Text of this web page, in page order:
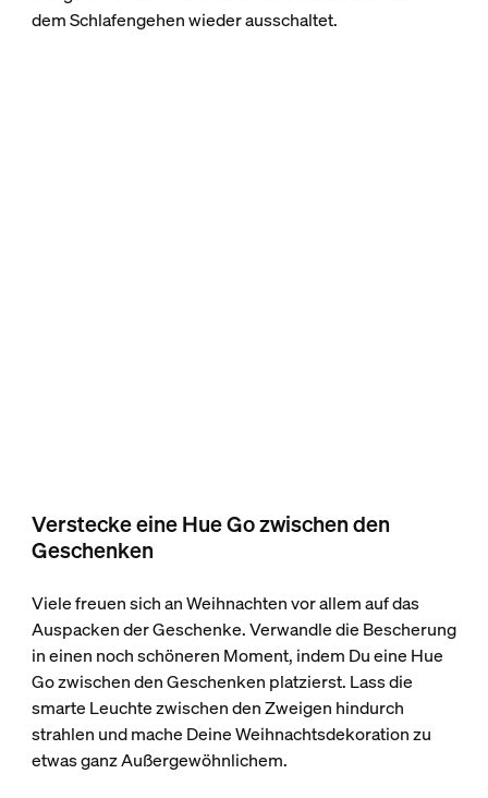
dem Schlafengehen wieder ausschaltet.
Verstecke eine Hue Go zwischen den
Geschenken
Viele freuen sich an Weihnachten vor allem auf das
Auspacken der Geschenke. Verwandle die Bescherung
in einen noch schöneren Moment, indem Du eine Hue
Go zwischen den Geschenken platzierst. Lass die
smarte Leuchte zwischen den Zweigen hindurch
strahlen und mache Deine Weihnachtsdekoration zu
etwas ganz Außergewöhnlichem.